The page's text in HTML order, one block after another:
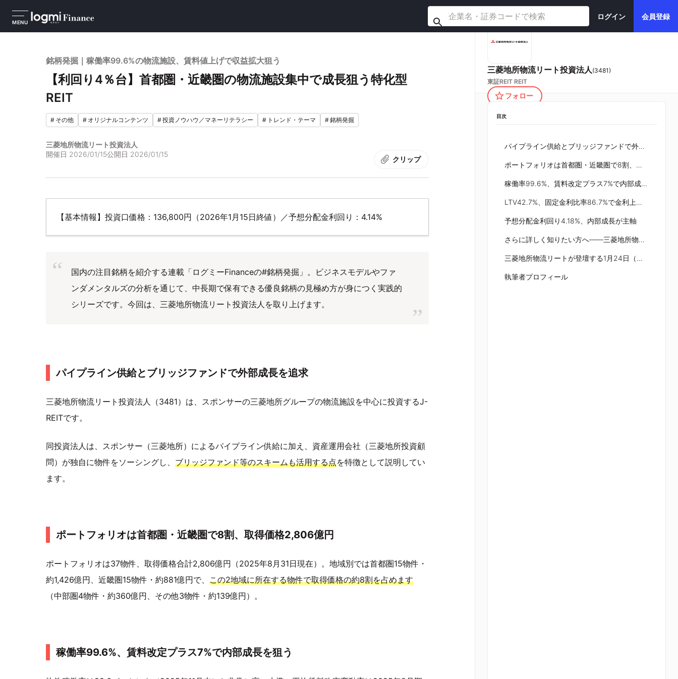
MENU
ログイン 会員登録
銘柄発掘｜稼働率99.6%の物流施設、賃料値上げで収益拡大狙う
【利回り4％台】首都圏・近畿圏の物流施設集中で成長狙う特化型
REIT
# その他 # オリジナルコンテンツ #投資ノウハウ／マネーリテラシー # トレンド・テーマ #銘柄発掘
三菱地所物流リート投資法人
開催日 2026/01/15公開日 2026/01/15
クリップ
【基本情報】投資口価格：136,800円（2026年1月15日終値）／予想分配金利回り：4.14%
国内の注目銘柄を紹介する連載「ログミーFinanceの#銘柄発掘」。ビジネスモデルやファ
ンダメンタルズの分析を通じて、中長期で保有できる優良銘柄の見極め方が身につく実践的
シリーズです。今回は、三菱地所物流リート投資法人を取り上げます。
パイプライン供給とブリッジファンドで外部成長を追求
三菱地所物流リート投資法人（3481）は、スポンサーの三菱地所グループの物流施設を中心に投資するJ-
REITです。
同投資法人は、スポンサー（三菱地所）によるパイプライン供給に加え、資産運用会社（三菱地所投資顧
問）が独自に物件をソーシングし、 ブリッジファンド等のスキームも活用する点を特徴として説明してい
ます。
ポートフォリオは首都圏・近畿圏で8割、取得価格2,806億円
ポートフォリオは37物件、取得価格合計2,806億円（2025年8月31日現在）。地域別では首都圏15物件・
約1,426億円、近畿圏15物件・約881億円で、 この2地域に所在する物件で取得価格の約8割を占めます
（中部圏4物件・約360億円、その他3物件・約139億円）。
稼働率99.6%、賃料改定プラス7%で内部成長を狙う
三菱地所物流リート投資法人(3481)
東証REIT REIT
フォロー
目次
パイプライン供給とブリッジファンドで外部成長を追求
ポートフォリオは首都圏・近畿圏で8割、取得価格2,806億円
稼働率99.6%、賃料改定プラス7%で内部成長を狙う
LTV42.7%、固定金利比率86.7%で金利上昇耐性
予想分配金利回り4.18%、内部成長が主軸
さらに詳しく知りたい方へ――三菱地所物流リートによる生配信セミナーのご案内
三菱地所物流リートが登壇する1月24日（土）開催セミナー
執筆者プロフィール